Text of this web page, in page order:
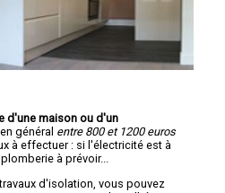
d'une maison ou d'un
général entre 800 et 1200 euros
à effectuer : si l'électricité est à
à prévoir...
d'isolation, vous pouvez